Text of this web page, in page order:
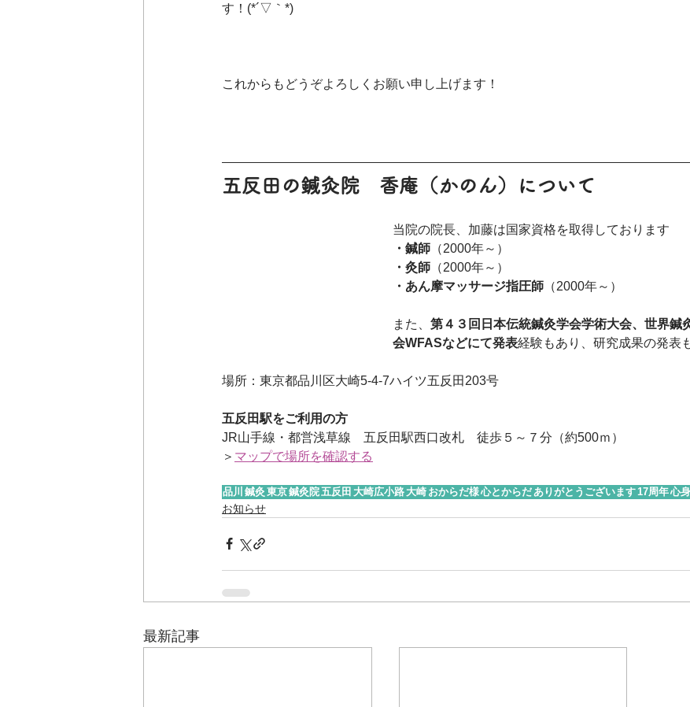
す！(*´▽｀*)
これからもどうぞよろしくお願い申し上げます！
五反田の鍼灸院　香庵（かのん）について
当院の院長、加藤は国家資格を取得しております
・鍼師 （2000年～）
・灸師 （2000年～）
・あん摩マッサージ指圧師 （2000年～）
また、 第４３回日本伝統鍼灸学会学術大会、世界鍼
会WFASなどにて発表経験もあり、研究成果の発表
場所：東京都品川区大崎5-4-7ハイツ五反田203号
五反田駅をご利用の方
JR山手線・都営浅草線　五反田駅西口改札　徒歩５～７分（約500ｍ）
＞ マップで場所を確認する
品川 鍼灸 東京鍼灸院五反田 大崎広小路 大崎 おからだ様心とからだ ありがとうございます 17周年心
お知らせ
最新記事